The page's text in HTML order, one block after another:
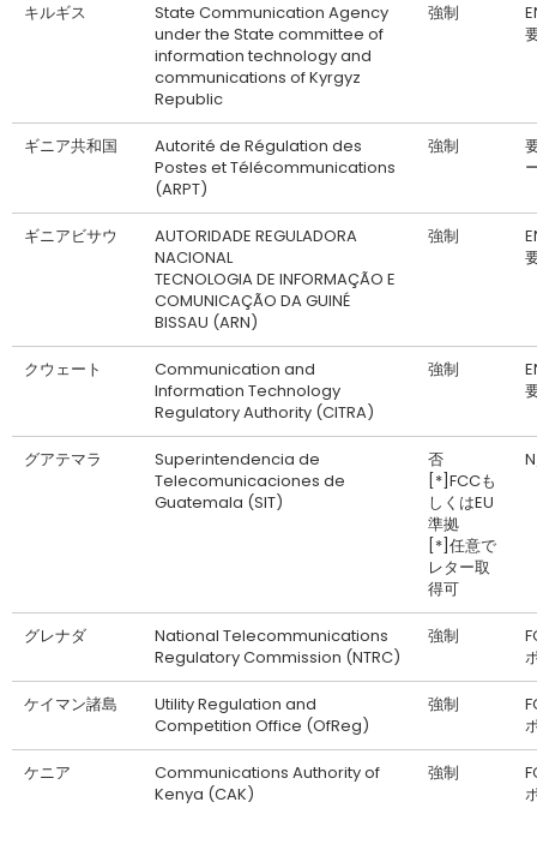
キルギス
State Communication Agency
under the State committee of
information technology and
communications of Kyrgyz
Republic
強制
ギニア共和国
Autorité de Régulation des
Postes et Télécommunications
(ARPT)
強制
ギニアビサウ
AUTORIDADE REGULADORA
NACIONAL
TECNOLOGIA DE INFORMAÇÃO E
COMUNICAÇÃO DA GUINÉ
BISSAU (ARN)
強制
クウェート
Communication and
Information Technology
Regulatory Authority (CITRA)
強制
グアテマラ
Superintendencia de
Telecomunicaciones de
Guatemala (SIT)
否
[*]FCCも
しくはEU
準拠
[*]任意で
レター取
得可
グレナダ
National Telecommunications
Regulatory Commission (NTRC)
強制
ケイマン諸島
Utility Regulation and
Competition Office (OfReg)
強制
ケニア
Communications Authority of
Kenya (CAK)
強制